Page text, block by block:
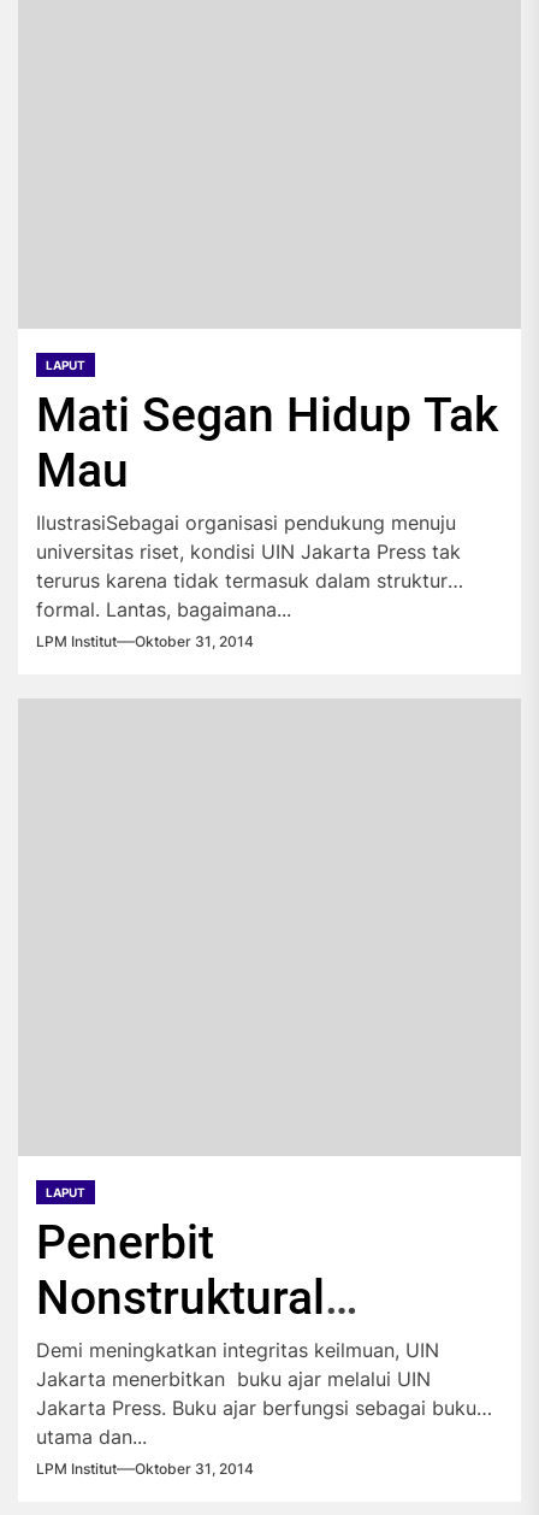
LAPUT
Mati Segan Hidup Tak
Mau
IlustrasiSebagai organisasi pendukung menuju
universitas riset, kondisi UIN Jakarta Press tak
terurus karena tidak termasuk dalam struktur
formal. Lantas, bagaimana...
LPM Institut Oktober 31, 2014
LAPUT
Penerbit
Nonstruktural
Telantar
Demi meningkatkan integritas keilmuan, UIN
Jakarta menerbitkan buku ajar melalui UIN
Jakarta Press. Buku ajar berfungsi sebagai buku
utama dan...
LPM Institut Oktober 31, 2014